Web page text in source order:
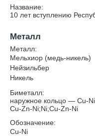
Название:
10 лет вступлению
Металл
Металл:
Мельхиор (медь-никель)
Нейзильбер
Никель
Биметалл:
наружное кольцо — Cu-
Cu-Zn-Ni;Ni;Cu-Zn-Ni
Обозначение:
Cu-Ni